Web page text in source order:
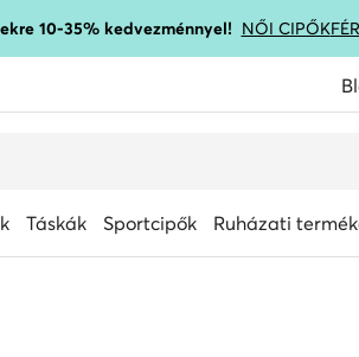
10-35% kedvezménnyel! NŐI CIPŐK
Táskák Sportcipők Ruházati